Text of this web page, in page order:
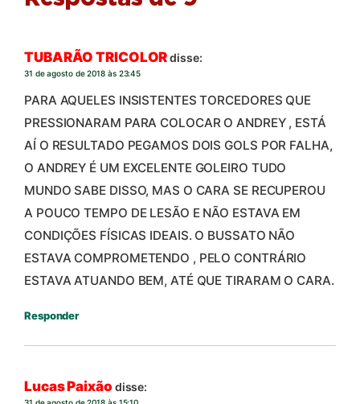
TUBARÃO TRICOLORdisse:
31 de agosto de 2018 às 23:45
PARA AQUELES INSISTENTES TORCEDORES QUE
PRESSIONARAM PARA COLOCAR O ANDREY , ESTÁ
AÍ O RESULTADO PEGAMOS DOIS GOLS POR FALHA,
O ANDREY É UM EXCELENTE GOLEIRO TUDO
MUNDO SABE DISSO, MAS O CARA SE RECUPEROU
A POUCO TEMPO DE LESÃO E NÃO ESTAVA EM
CONDIÇÕES FÍSICAS IDEAIS. O BUSSATO NÃO
ESTAVA COMPROMETENDO , PELO CONTRÁRIO
ESTAVA ATUANDO BEM, ATÉ QUE TIRARAM O CARA.
Responder
Lucas Paixão disse: